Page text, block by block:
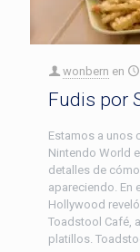
wonbern en
Fudis por
Estamos a unos
Nintendo World
detalles de
apareciendo. En
Hollywood
Toadstool Café,
platillos.